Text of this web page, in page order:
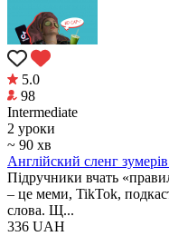
5.0
98
Intermediate
2 уроки
~ 90 хв
Англійский сленг
Підручники вчать
– це меми, TikTok,
слова. Щ...
336 UAH